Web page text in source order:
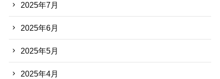
2025年7月
2025年6月
2025年5月
2025年4月